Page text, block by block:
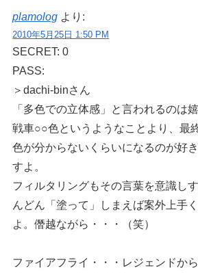
plamolog より:
2010年5月25日 1:50 PM
SECRET: 0
PASS:
＞dachi-binさん
「多色での立体感」と言われるのは
戦車○○色というようなことより、最
色が分からないくらいになるのが好
すよ。
フィルタリングもその言葉を意識し
んどん「塗って」しまえば案外上手
よ。僭越ながら・・・（笑）
ファイアフライ・・・レジェンドか